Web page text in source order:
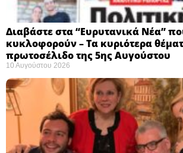
Διαβάστε στα “Ευρυτανικά Νέα”
κυκλοφορούν – Τα κυριότερα
πρωτοσέλιδο της 5ης Αυγούστου
10 Αυγούστου 2026